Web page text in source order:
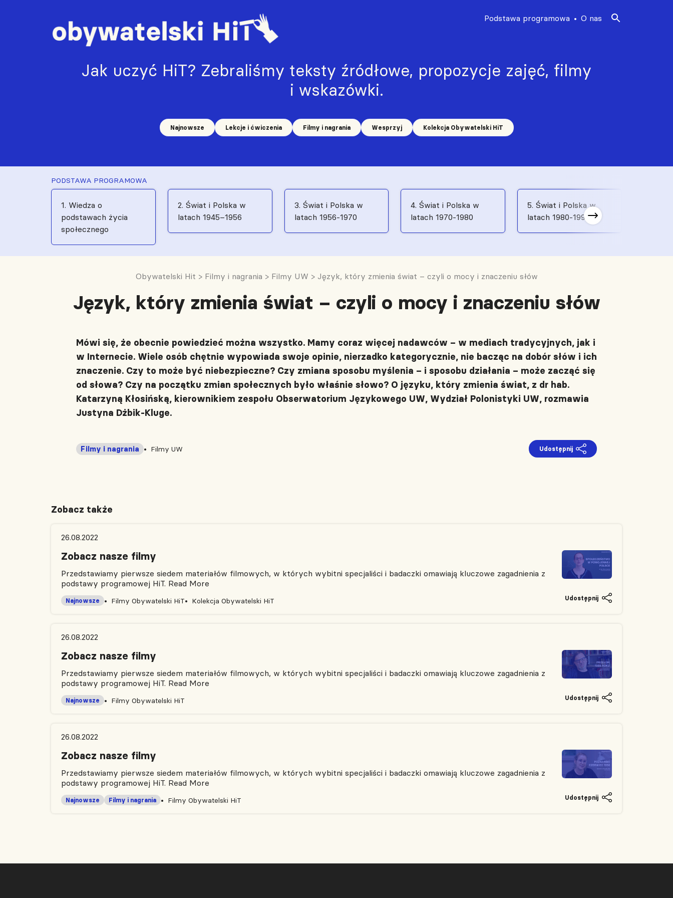
Jak uczyć HiT? Zebraliśmy teksty źródłowe, propozycje zajęć, filmy
i wskazówki.
Najnowsze Lekcje i ćwiczenia Filmy i nagrania Wesprzyj Kolekcja Obywatelski HiT
Podstawa programowa O nas
PODSTAWA PROGRAMOWA
1. Wiedza o
podstawach życia
społecznego
2. Świat i Polska w
latach 1945–1956
3. Świat i Polska w
latach 1956-1970
4. Świat i Polska w
latach 1970-1980
5. Świat i Polska w
latach 1980-1991
Obywatelski Hit > Filmy i nagrania > Filmy UW > Język, który zmienia świat – czyli o mocy i znaczeniu słów
Język, który zmienia świat – czyli o mocy i znaczeniu słów
Mówi się, że obecnie powiedzieć można wszystko. Mamy coraz więcej nadawców – w mediach tradycyjnych, jak i
w Internecie. Wiele osób chętnie wypowiada swoje opinie, nierzadko kategorycznie, nie bacząc na dobór słów i ich
znaczenie. Czy to może być niebezpieczne? Czy zmiana sposobu myślenia – i sposobu działania – może zacząć się
od słowa? Czy na początku zmian społecznych było właśnie słowo? O języku, który zmienia świat, z dr hab.
Katarzyną Kłosińską, kierownikiem zespołu Obserwatorium Językowego UW, Wydział Polonistyki UW, rozmawia
Justyna Dżbik-Kluge.
Filmy UW
Filmy i nagrania Udostępnij
Zobacz także
26.08.2022
Zobacz nasze filmy
Przedstawiamy pierwsze siedem materiałów filmowych, w których wybitni specjaliści i badaczki omawiają kluczowe zagadnienia z
podstawy programowej HiT. Read More
Filmy Obywatelski HiT Kolekcja Obywatelski HiT
Najnowsze Udostępnij
26.08.2022
Zobacz nasze filmy
Przedstawiamy pierwsze siedem materiałów filmowych, w których wybitni specjaliści i badaczki omawiają kluczowe zagadnienia z
podstawy programowej HiT. Read More
Filmy Obywatelski HiT
Najnowsze Udostępnij
26.08.2022
Zobacz nasze filmy
Przedstawiamy pierwsze siedem materiałów filmowych, w których wybitni specjaliści i badaczki omawiają kluczowe zagadnienia z
podstawy programowej HiT. Read More
Filmy Obywatelski HiT
Najnowsze Filmy i nagrania Udostępnij